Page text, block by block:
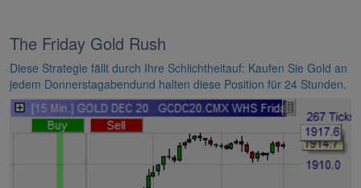
The Friday Gold Rush
Diese Strategie fällt durch Ihre Schlichtheitauf: Kaufen Sie Gold an
jedem Donnerstagabendund halten diese Position für 24 Stunden.